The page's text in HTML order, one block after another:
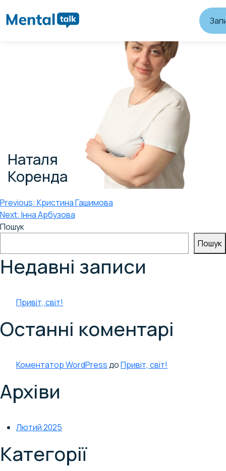
Наталя
Коренда
Навігація
записів
Previous: Кристина Гашимова
Next: Інна Арбузова
Пошук
Пошук
Недавні записи
Привіт, світ!
Останні коментарі
Коментатор WordPressдоПривіт, світ!
Архіви
Лютий 2025
Категорії